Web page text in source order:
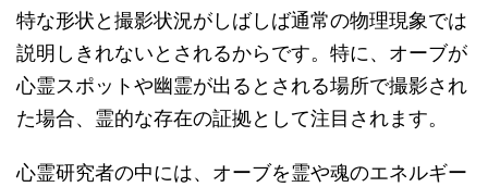
特な形状と撮影状況がしばしば通常の物理現象では
説明しきれないとされるからです。特に、オーブが
心霊スポットや幽霊が出るとされる場所で撮影され
た場合、霊的な存在の証拠として注目されます。
心霊研究者の中には、オーブを霊や魂のエネルギー